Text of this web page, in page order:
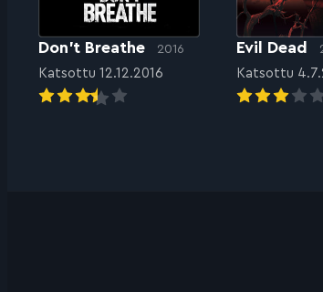
Don’t Breathe 2016
Katsottu 12.12.2016
Evil Dead
Katsottu